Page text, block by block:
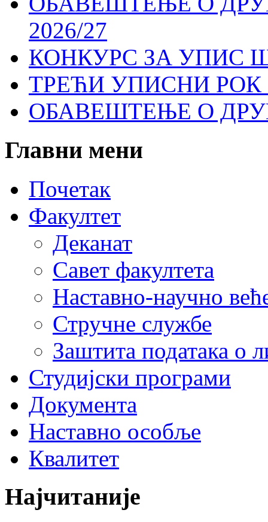
2026/27
КОНКУРС ЗА УПИС
ТРЕЋИ УПИСНИ РОК
ОБАВЕШТЕЊЕ О
Главни мени
Почетак
Факултет
Деканат
Савет факултета
Наставно-научно
Стручне службе
Заштита података о
Студијски програми
Документа
Наставно особље
Квалитет
Најчитаније